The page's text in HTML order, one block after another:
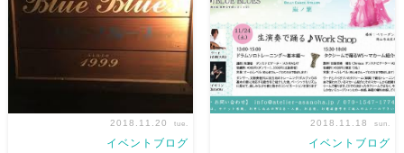
いたしました。 本当にありが
とうございました。 たくさん
っている ベリーダンスセレク
トショップNaju-le！ 当日会場
後方にて、色々ベ […]
2018.11.20 tue.
イベントブログ
2018.11.18 sun.
イベントブログ